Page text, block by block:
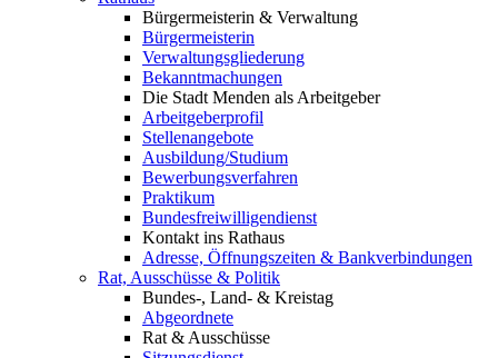
Bürgermeisterin & Verwaltung
Bürgermeisterin
Verwaltungsgliederung
Bekanntmachungen
Die Stadt Menden als Arbeitgeber
Arbeitgeberprofil
Stellenangebote
Ausbildung/Studium
Bewerbungsverfahren
Praktikum
Bundesfreiwilligendienst
Kontakt ins Rathaus
Adresse, Öffnungszeiten & Bankverbindungen
Rat, Ausschüsse & Politik
Bundes-, Land- & Kreistag
Abgeordnete
Rat & Ausschüsse